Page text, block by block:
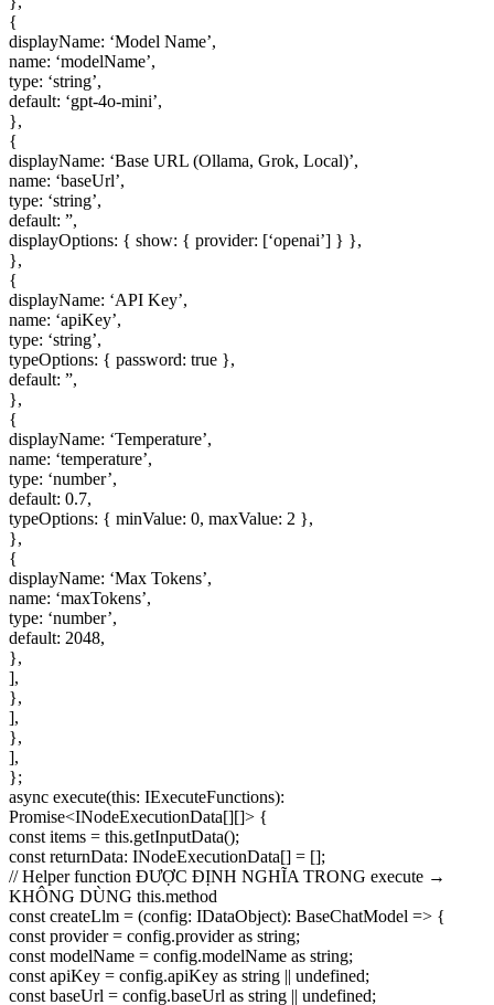
{
displayName: ‘Model Name’,
name: ‘modelName’,
type: ‘string’,
default: ‘gpt-4o-mini’,
},
{
displayName: ‘Base URL (Ollama, Grok, Local)’,
name: ‘baseUrl’,
type: ‘string’,
default: ”,
displayOptions: { show: { provider: [‘openai’] } },
},
{
displayName: ‘API Key’,
name: ‘apiKey’,
type: ‘string’,
typeOptions: { password: true },
default: ”,
},
{
displayName: ‘Temperature’,
name: ‘temperature’,
type: ‘number’,
default: 0.7,
typeOptions: { minValue: 0, maxValue: 2 },
},
{
displayName: ‘Max Tokens’,
name: ‘maxTokens’,
type: ‘number’,
default: 2048,
},
],
},
],
},
],
};
async execute(this: IExecuteFunctions):
Promise<INodeExecutionData[][]> {
const items = this.getInputData();
const returnData: INodeExecutionData[] = [];
// Helper function ĐƯỢC ĐỊNH NGHĨA TRONG execute →
KHÔNG DÙNG this.method
const createLlm = (config: IDataObject): BaseChatModel => {
const provider = config.provider as string;
const modelName = config.modelName as string;
const apiKey = config.apiKey as string || undefined;
const baseUrl = config.baseUrl as string || undefined;